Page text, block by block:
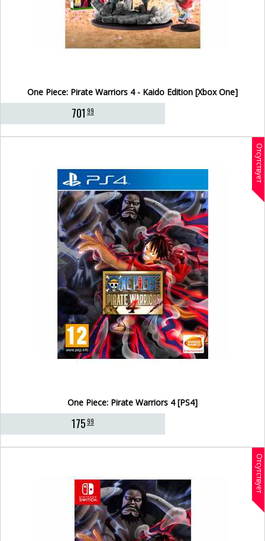
One Piece: Pirate Warriors 4 - Kaido Edition [Xbox One]
701 99
Отсутствует
One Piece: Pirate Warriors 4 [PS4]
17599
Отсутствует